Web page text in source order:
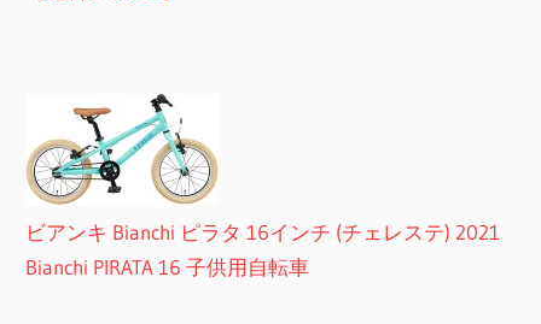
ビアンキ Bianchi ピラタ 16インチ (チェレステ) 2021
Bianchi PIRATA 16 子供用自転車